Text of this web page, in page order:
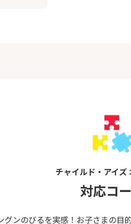
チャイルド・アイズ
対応コ
グンのびるを実感！お子さまの目